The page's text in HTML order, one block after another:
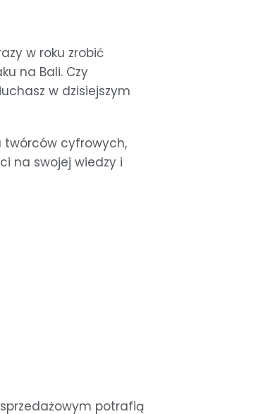
w roku zrobić
na Bali. Czy
w dzisiejszym
twórców cyfrowych,
na swojej wiedzy i
potrafią